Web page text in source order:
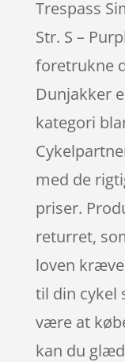
Trespass
Str. S –
foretrukne
Dunjakker
kategori
med de
priser.
returret,
loven
til din cykel
være at
kan du